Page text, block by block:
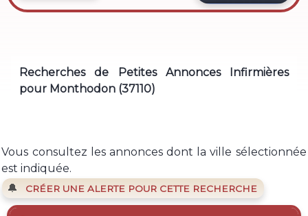
Recherches de Petites Annonces Infirmières
pour Monthodon (37110)
Vous consultez les annonces dont la ville sélectionnée
est indiquée.
🔔 CRÉER UNE ALERTE POUR CETTE RECHERCHE